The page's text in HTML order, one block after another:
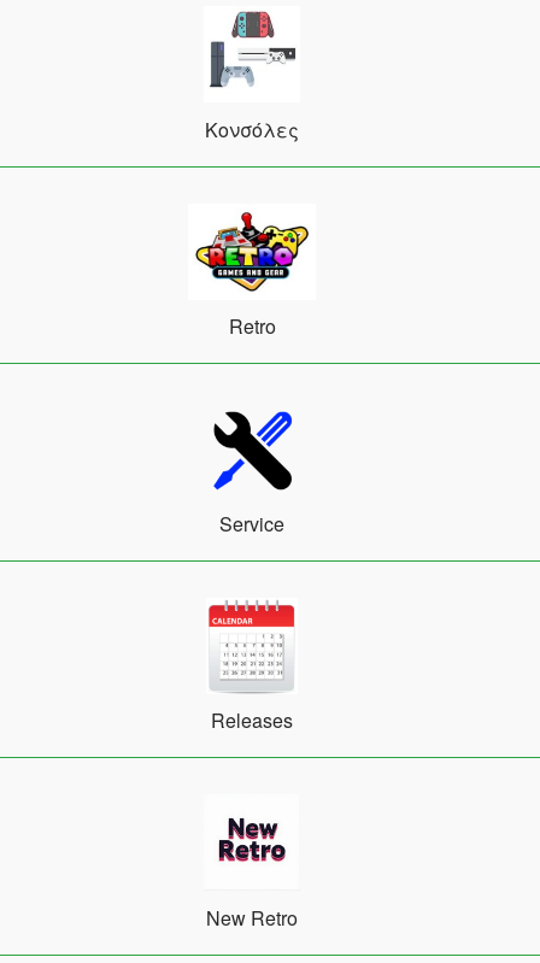
Κονσόλες
Retro
Service
Releases
New Retro